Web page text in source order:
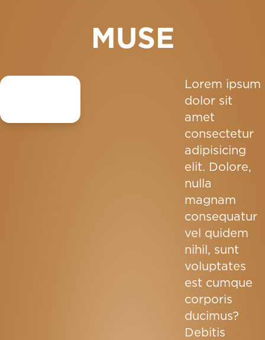
MUSE
Lorem ipsum
dolor sit
amet
consectetur
adipisicing
elit. Dolore,
nulla
magnam
consequatur
vel quidem
nihil, sunt
voluptates
est cumque
corporis
ducimus?
Debitis